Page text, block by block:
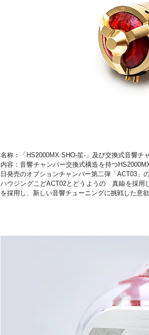
名称：「HS2000MX SHO-笙-」及び交換式音響チ
内容：音響チャンバー交換式構造を持つ
日発売のオプションチャンバー第二弾「ACT03
ハウジングこどACT02とどうようの　真鍮を採
を採用し、新しい音響チューニングに挑戦した意